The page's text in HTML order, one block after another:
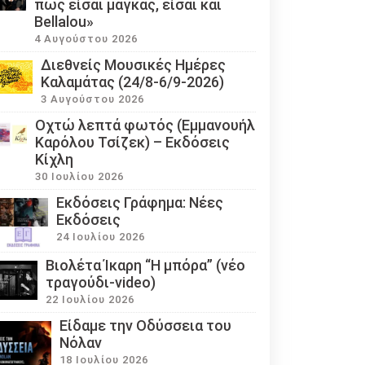
πως είσαι μάγκας, είσαι και
Bellalou»
4 Αυγούστου 2026
Διεθνείς Μουσικές Ημέρες
Καλαμάτας (24/8-6/9-2026)
3 Αυγούστου 2026
Οχτώ λεπτά φωτός (Εμμανουήλ
Καρόλου Τσίζεκ) – Εκδόσεις
Κίχλη
30 Ιουλίου 2026
Εκδόσεις Γράφημα: Νέες
Εκδόσεις
24 Ιουλίου 2026
Βιολέτα Ίκαρη “Η μπόρα” (νέο
τραγούδι-video)
22 Ιουλίου 2026
Eίδαμε την Οδύσσεια του
Νόλαν
18 Ιουλίου 2026